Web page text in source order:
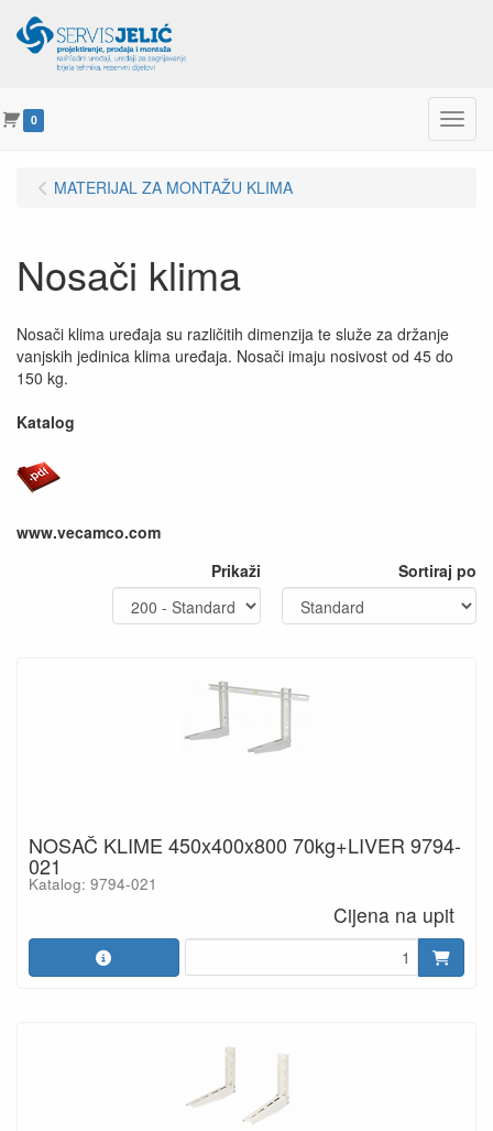
0 Menu
MATERIJAL ZA MONTAŽU KLIMA
Nosači klima
Nosači klima uređaja su različitih dimenzija te služe za držanje
vanjskih jedinica klima uređaja. Nosači imaju nosivost od 45 do
150 kg.
Katalog
www.vecamco.com
Prikaži
Sortiraj po
NOSAČ KLIME 450x400x800 70kg+LIVER 9794-
021
Katalog: 9794-021
Cijena na upit